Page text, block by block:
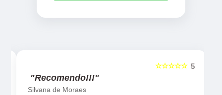
5
☆☆☆☆☆
"Recomendo!!!"
Silvana de Moraes